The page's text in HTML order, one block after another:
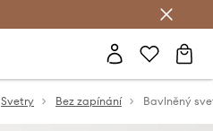
Svetry Bez zapínání